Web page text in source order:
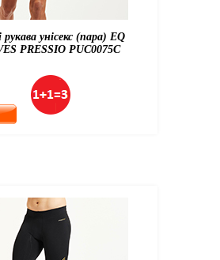
рукава унісекс (пара) EQ
PRESSIO PUC0075C